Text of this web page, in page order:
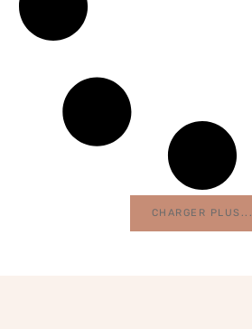
CHARGER PLUS...